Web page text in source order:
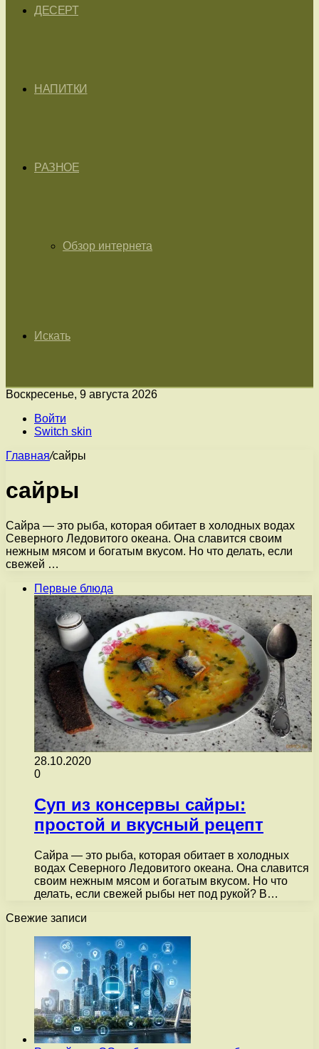
ДЕСЕРТ
НАПИТКИ
РАЗНОЕ
Обзор интернета
Искать
Воскресенье, 9 августа 2026
Войти
Switch skin
Главная/сайры
сайры
Сайра — это рыба, которая обитает в холодных водах
Северного Ледовитого океана. Она славится своим
нежным мясом и богатым вкусом. Но что делать, если
свежей …
Первые блюда
28.10.2020
0
Суп из консервы сайры:
простой и вкусный рецепт
Сайра — это рыба, которая обитает в холодных
водах Северного Ледовитого океана. Она славится
своим нежным мясом и богатым вкусом. Но что
делать, если свежей рыбы нет под рукой? В…
Свежие записи